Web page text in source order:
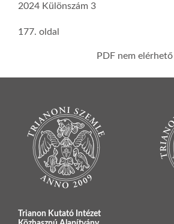
2024 Különszám 3
177. oldal
PDF nem elérhető
Trianon Kutató Intézet